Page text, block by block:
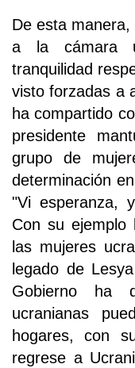
De esta
a la cámara
tranquilidad
visto forzadas a
ha compartido
presidente
grupo de
determinación
"Vi esperanza,
Con su ejemplo
las mujeres
legado de
Gobierno ha
ucranianas
hogares, con
regrese a